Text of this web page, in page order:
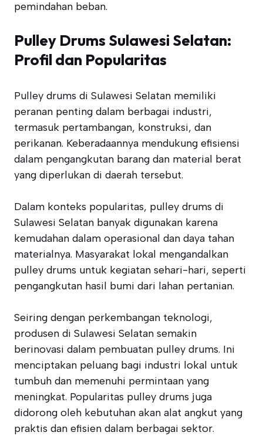
pemindahan beban.
Pulley Drums Sulawesi Selatan:
Profil dan Popularitas
Pulley drums di Sulawesi Selatan memiliki
peranan penting dalam berbagai industri,
termasuk pertambangan, konstruksi, dan
perikanan. Keberadaannya mendukung efisiensi
dalam pengangkutan barang dan material berat
yang diperlukan di daerah tersebut.
Dalam konteks popularitas, pulley drums di
Sulawesi Selatan banyak digunakan karena
kemudahan dalam operasional dan daya tahan
materialnya. Masyarakat lokal mengandalkan
pulley drums untuk kegiatan sehari-hari, seperti
pengangkutan hasil bumi dari lahan pertanian.
Seiring dengan perkembangan teknologi,
produsen di Sulawesi Selatan semakin
berinovasi dalam pembuatan pulley drums. Ini
menciptakan peluang bagi industri lokal untuk
tumbuh dan memenuhi permintaan yang
meningkat. Popularitas pulley drums juga
didorong oleh kebutuhan akan alat angkut yang
praktis dan efisien dalam berbagai sektor.